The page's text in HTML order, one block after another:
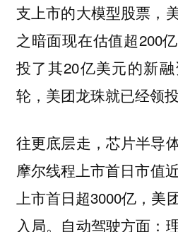
支上市的大模型股票，
之暗面现在估值超200
投了其20亿美元的新
轮，美团龙珠就已经领投
往更底层走，芯片半导
摩尔线程上市首日市值
上市首日超3000亿，美
入局。自动驾驶方面：